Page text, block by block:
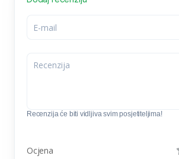
Recenzija će biti vidljiva svim posjetiteljima!
Ocjena